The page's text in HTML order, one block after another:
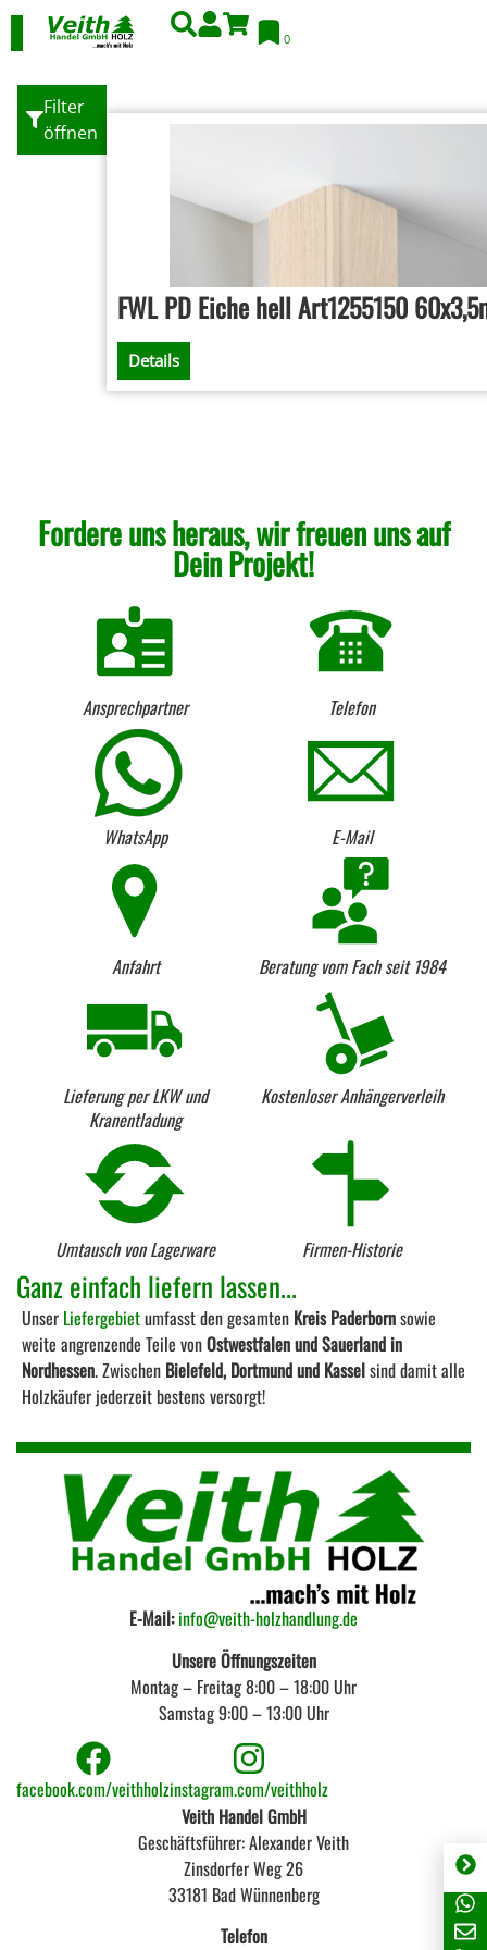
0
Filter
öffnen
FWL PD Eiche hell Art1255150
Details
Fordere uns heraus, wir freuen uns auf
Dein Projekt!
Ansprechpartner Telefon
WhatsApp E-Mail
Anfahrt Beratung vom Fach seit 1984
Lieferung per LKW und
Kranentladung
Kostenloser Anhängerverleih
Umtausch von Lagerware Firmen-Historie
Ganz einfach liefern lassen...
Unser Liefergebietumfasst den gesamten Kreis Paderbornsowie
weite angrenzende Teile vonOstwestfalen und Sauerland in
Nordhessen. Zwischen Bielefeld, Dortmund und Kasselsind damit alle
Holzkäufer jederzeit bestens versorgt!
Veith Handel GmbH
Geschäftsführer: Alexander Veith
Zinsdorfer Weg 26
33181 Bad Wünnenberg
Telefon
E-Mail:info@veith-holzhandlung.de
Unsere Öffnungszeiten
Montag – Freitag 8:00 – 18:00 Uhr
Samstag 9:00 – 13:00 Uhr
facebook.com/veithholzinstagram.com/veithholz